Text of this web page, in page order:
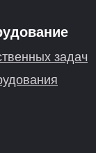
задач